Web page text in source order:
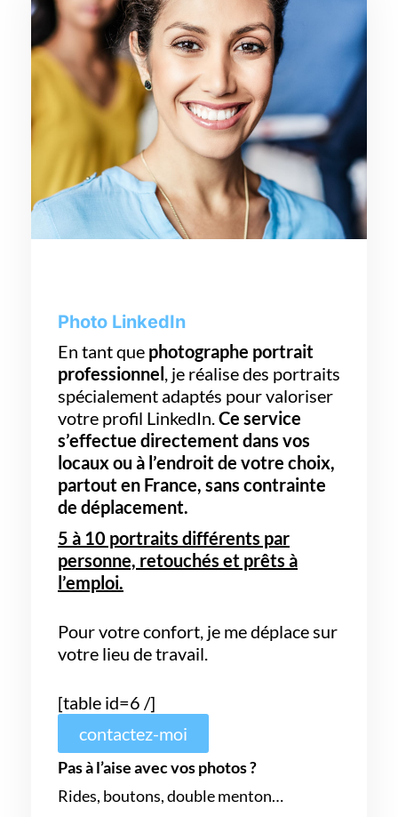
Photo LinkedIn
En tant que photographe portrait
professionnel , je réalise des portraits
spécialement adaptés pour valoriser
votre profil LinkedIn. Ce service
s’effectue directement dans vos
locaux ou à l’endroit de votre choix,
partout en France, sans contrainte
de déplacement.
5 à 10 portraits différents par
personne, retouchés et prêts à
l’emploi.
Pour votre confort, je me déplace sur
votre lieu de travail.
[table id=6 /]
contactez-moi
Pas à l’aise avec vos photos ?
Rides, boutons, double menton…